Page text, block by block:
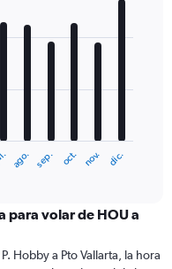
ago. sep. oct. nov. dic.
para volar de HOU a
Hobby a Pto Vallarta, la hora